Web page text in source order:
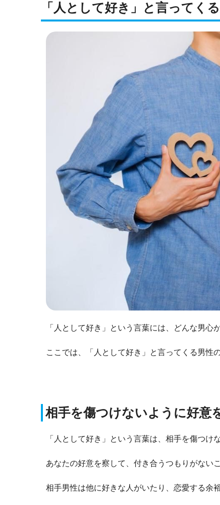
「人として好き」と言ってく
「人として好き」という言葉には、どんな男心
ここでは、「人として好き」と言ってくる男性
相手を傷つけないように好意
「人として好き」という言葉は、相手を傷つけ
あなたの好意を察して、付き合うつもりがない
相手男性は他に好きな人がいたり、恋愛する余